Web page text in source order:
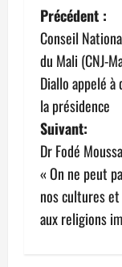
N
a
v
i
g
a
t
Précédent :
Conseil
du Mali (CNJ-
Diallo appelé
la présidence
Suivant:
Dr Fodé
« On ne peut
nos cultures
aux religions